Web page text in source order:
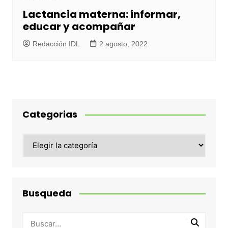
Lactancia materna: informar,
educar y acompañar
Redacción IDL 2 agosto, 2022
Categorias
Busqueda